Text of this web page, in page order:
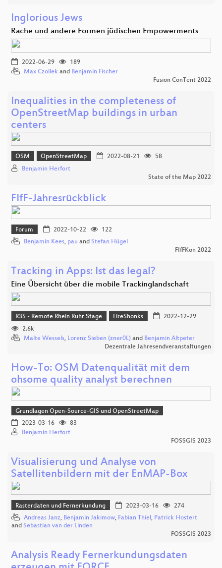
Inglorious Jews
Rache und andere Formen jüdischen Empowerments
2022-06-29
189
Max Czollek and Benjamin Fischer
Fusion ConTent 2022
Inequalities in the completeness of
OpenStreetMap buildings in urban
centers
OSM OpenStreetMap 2022-08-21
58
Benjamin Herfort
State of the Map 2022
FIfF-Jahresrückblick
Forum 2022-10-22
122
Benjamin Kees, pau and Stefan Hügel
FIfFKon 2022
Tracking in Apps: Ist das legal?
Eine Übersicht über die mobile Trackinglandschaft
R3S - Remote Rhein Ruhr Stage FireShonks
2022-12-29
2.6k
Malte Wessels, Lorenz Sieben (zner0L) and Benjamin Altpeter
Dezentrale Jahresendveranstaltungen
How-To: OSM Datenqualität mit dem
ohsome quality analyst berechnen
Grundlagen Open-Source-GIS und OpenStreetMap
2023-03-16
83
Benjamin Herfort
FOSSGIS 2023
Visualisierung und Analyse von
Satellitenbildern mit der EnMAP-Box
Rasterdaten und Fernerkundung 2023-03-16
274
Andreas Janz, Benjamin Jakimow, Fabian Thiel, Patrick Hostert
and Sebastian van der Linden
FOSSGIS 2023
Analysis Ready Fernerkundungsdaten